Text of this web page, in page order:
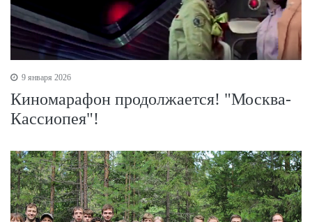
9 января 2026
Киномарафон продолжается! "Москва-
Кассиопея"!